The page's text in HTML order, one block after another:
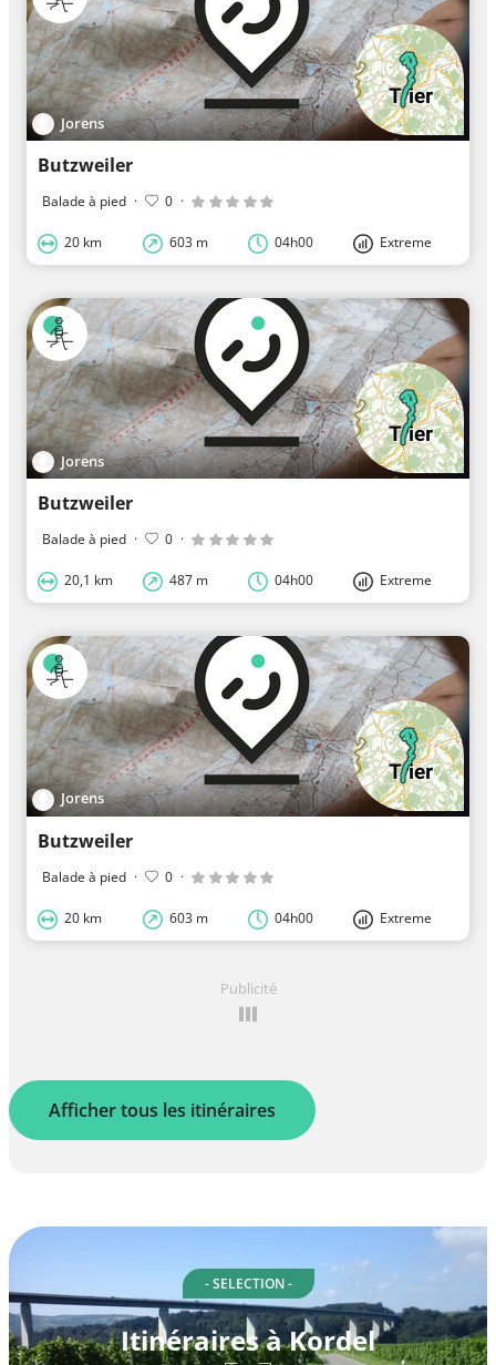
Jorens
Butzweiler
Balade à pied · 0 ·
20 km 603 m 04h00 Extreme
Jorens
Butzweiler
Balade à pied · 0 ·
20,1 km 487 m 04h00 Extreme
Jorens
Butzweiler
Balade à pied · 0 ·
20 km 603 m 04h00 Extreme
Publicité
Afficher tous les itinéraires
- SELECTION -
Itinéraires à Kordel